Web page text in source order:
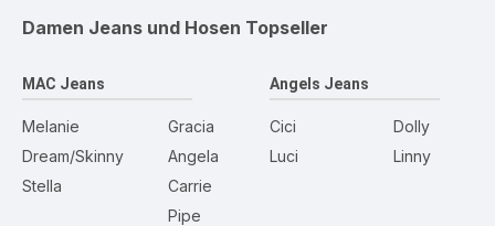
Damen Jeans und Hosen Topseller
MAC Jeans
Melanie
Dream/Skinny
Stella
Gracia
Angela
Carrie
Pipe
Angels Jeans
Cici
Luci
Dolly
Linny